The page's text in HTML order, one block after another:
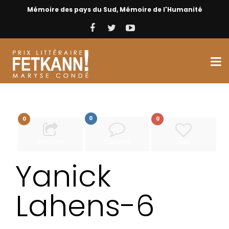
Mémoire des pays du Sud, Mémoire de l'Humanité
0 0 0
Yanick
Lahens-6